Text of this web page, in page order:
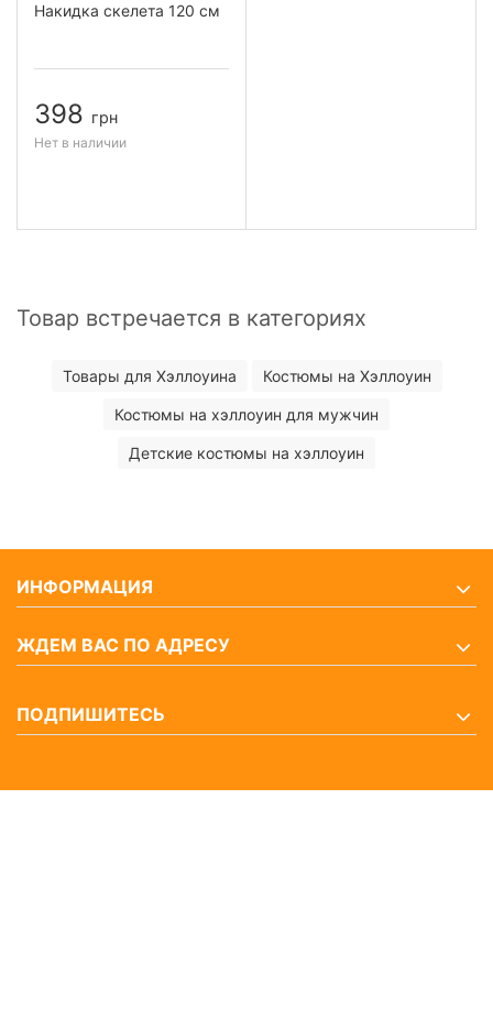
Накидка скелета 120 см
398 грн
Нет в наличии
Товар встречается в категориях
Товары для Хэллоуина Костюмы на Хэллоуин
Костюмы на хэллоуин для мужчин
Детские костюмы на хэллоуин
ИНФОРМАЦИЯ
ЖДЕМ ВАС ПО АДРЕСУ
ПОДПИШИТЕСЬ